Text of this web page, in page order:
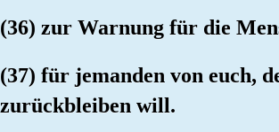
(36) zur Warnung für die
(37) für jemanden von euch,
zurückbleiben will.